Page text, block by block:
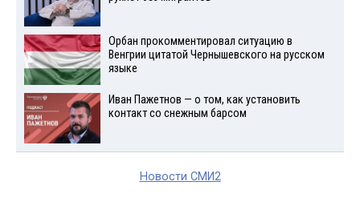
Орбан прокомментировал ситуацию в
Венгрии цитатой Чернышевского на русском
языке
Иван Пажетнов — о том, как установить
контакт со снежным барсом
Новости СМИ2